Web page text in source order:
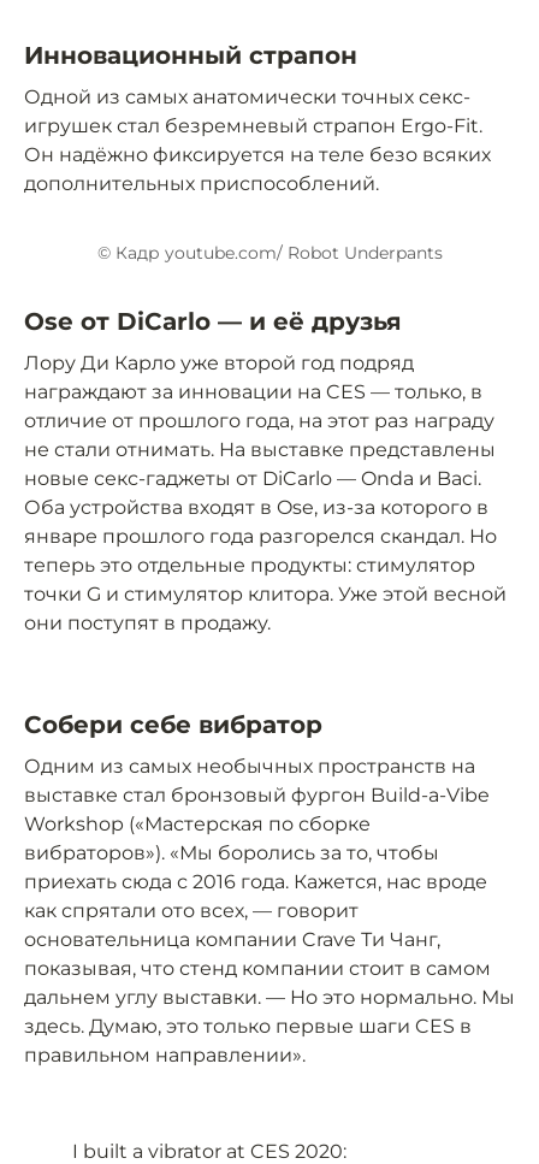
Инновационный страпон
Одной из самых анатомически точных секс-
игрушек стал безремневый страпон Ergo-Fit.
Он надёжно фиксируется на теле безо всяких
дополнительных приспособлений.
© Кадр youtube.com/ Robot Underpants
Ose от DiCarlo — и её друзья
Лору Ди Карло уже второй год подряд
награждают за инновации на CES — только, в
отличие от прошлого года, на этот раз награду
не стали отнимать. На выставке представлены
новые секс-гаджеты от DiCarlo — Onda и Baci.
Оба устройства входят в Ose, из-за которого в
январе прошлого года разгорелся скандал. Но
теперь это отдельные продукты: стимулятор
точки G и стимулятор клитора. Уже этой весной
они поступят в продажу.
Собери себе вибратор
Одним из самых необычных пространств на
выставке стал бронзовый фургон Build-a-Vibe
Workshop («Мастерская по сборке
вибраторов»). «Мы боролись за то, чтобы
приехать сюда с 2016 года. Кажется, нас вроде
как спрятали ото всех, — говорит
основательница компании Crave Ти Чанг,
показывая, что стенд компании стоит в самом
дальнем углу выставки. — Но это нормально. Мы
здесь. Думаю, это только первые шаги CES в
правильном направлении».
I built a vibrator at CES 2020: